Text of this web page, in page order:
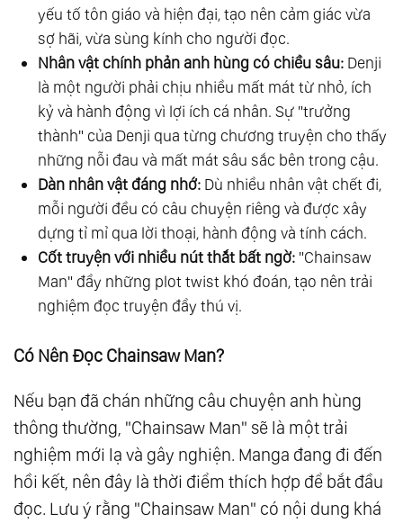
yếu tố tôn giáo và hiện đại, tạo nên cảm giác vừa
sợ hãi, vừa sùng kính cho người đọc.
Nhân vật chính phản anh hùng có chiều sâu: Denji
là một người phải chịu nhiều mất mát từ nhỏ, ích
kỷ và hành động vì lợi ích cá nhân. Sự "trưởng
thành" của Denji qua từng chương truyện cho thấy
những nỗi đau và mất mát sâu sắc bên trong cậu.
Dàn nhân vật đáng nhớ: Dù nhiều nhân vật chết đi,
mỗi người đều có câu chuyện riêng và được xây
dựng tỉ mỉ qua lời thoại, hành động và tính cách.
Cốt truyện với nhiều nút thắt bất ngờ: "Chainsaw
Man" đầy những plot twist khó đoán, tạo nên trải
nghiệm đọc truyện đầy thú vị.
Có Nên Đọc Chainsaw Man?
Nếu bạn đã chán những câu chuyện anh hùng
thông thường, "Chainsaw Man" sẽ là một trải
nghiệm mới lạ và gây nghiện. Manga đang đi đến
hồi kết, nên đây là thời điểm thích hợp để bắt đầu
đọc. Lưu ý rằng "Chainsaw Man" có nội dung khá